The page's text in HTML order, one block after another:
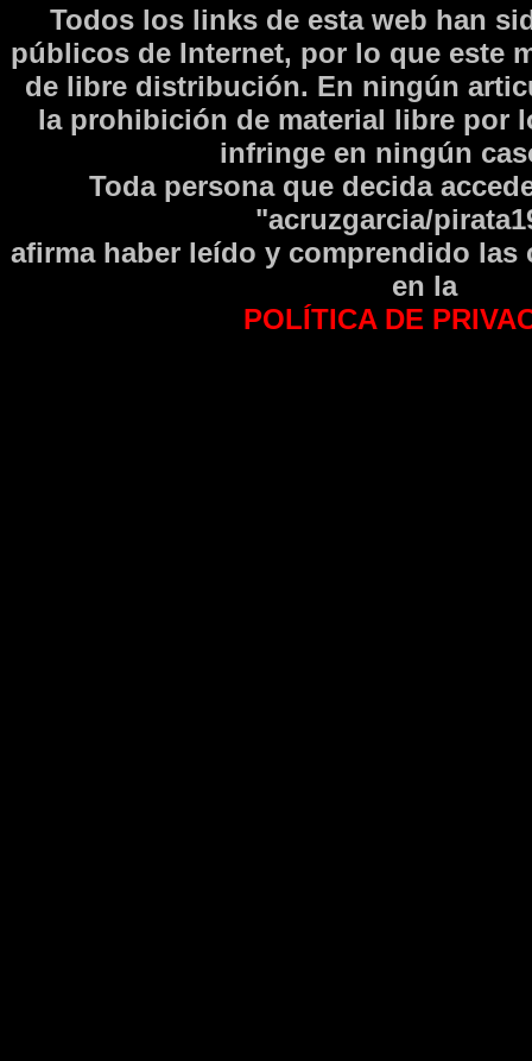
Todos los links de esta web han
públicos de Internet, por lo que este
de libre distribución. En ningún
la prohibición de material libre por
infringe en ningún
Toda persona que decida
"acruzgarcia/
afirma haber leí­do y comprendido las
en la
POLÍTICA DE